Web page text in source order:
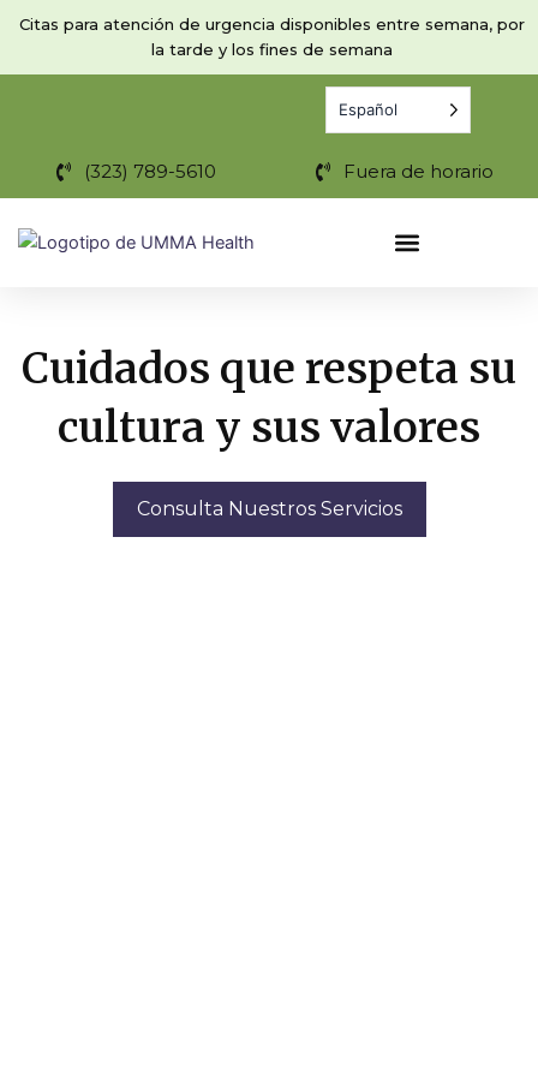
contenido
Citas para atención de urgencia disponibles entre semana, por
la tarde y los fines de semana
Español
(323) 789-5610 Fuera de horario
Cuidados que respeta su
cultura y sus valores
Consulta Nuestros Servicios